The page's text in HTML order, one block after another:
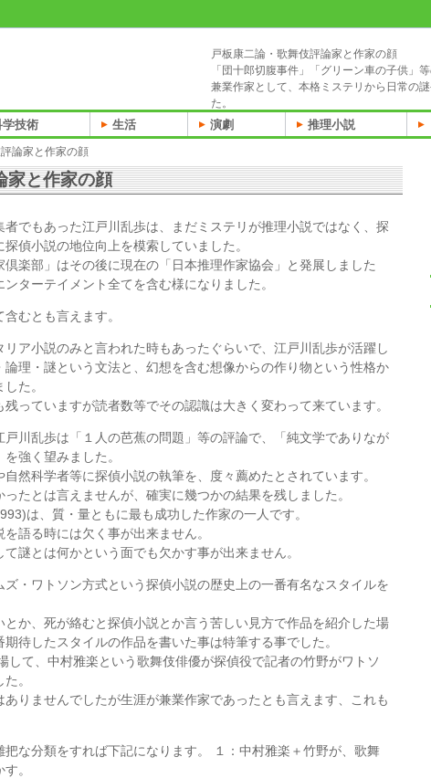
論家と作家の顔
家と作家の顔
でもあった江戸川乱歩は、まだミステリが推理小説ではなく、探
偵小説の地位向上を模索していました。
楽部」はその後に現在の「日本推理作家協会」と発展しました
ターテイメント全てを含む様になりました。
むとも言えます。
ア小説のみと言われた時もあったぐらいで、江戸川乱歩が活躍し
理・謎という文法と、幻想を含む想像からの作り物という性格か
た。
っていますが読者数等でその認識は大きく変わって来ています。
川乱歩は「１人の芭蕉の問題」等の評論で、「純文学でありなが
強く望みました。
然科学者等に探偵小説の執筆を、度々薦めたとされています。
たとは言えませんが、確実に幾つかの結果を残しました。
は、質・量ともに最も成功した作家の一人です。
語る時には欠く事が出来ません。
謎とは何かという面でも欠かす事が出来ません。
・ワトソン方式という探偵小説の歴史上の一番有名なスタイルを
か、死が絡むと探偵小説とか言う苦しい見方で作品を紹介した場
待したスタイルの作品を書いた事は特筆する事でした。
して、中村雅楽という歌舞伎俳優が探偵役で記者の竹野がワトソ
。
りませんでしたが生涯が兼業作家であったとも言えます、これも
把な分類をすれば下記になります。 １：中村雅楽＋竹野が、歌舞
。
戸板康二論・歌舞伎評論家と作家の顔
「団十郎切腹事件」「グリーン車の子供」
兼業作家として、本格ミステリから日常の
た。
学技術 生活 演劇 推理小説